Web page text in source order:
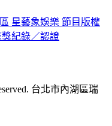
星藝象娛樂 節目版權
獎紀錄／認證
台北市內湖區瑞